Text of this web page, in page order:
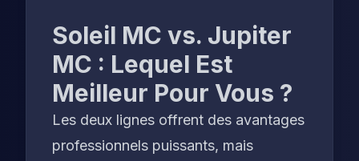
Soleil MC vs. Jupiter
MC : Lequel Est
Meilleur Pour Vous ?
Les deux lignes offrent des avantages
professionnels puissants, mais